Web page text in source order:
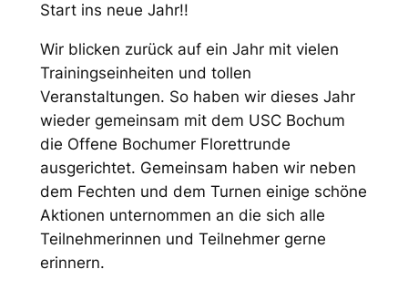
Start ins neue Jahr!!
Wir blicken zurück auf ein Jahr mit vielen
Trainingseinheiten und tollen
Veranstaltungen. So haben wir dieses Jahr
wieder gemeinsam mit dem USC Bochum
die Offene Bochumer Florettrunde
ausgerichtet. Gemeinsam haben wir neben
dem Fechten und dem Turnen einige schöne
Aktionen unternommen an die sich alle
Teilnehmerinnen und Teilnehmer gerne
erinnern.